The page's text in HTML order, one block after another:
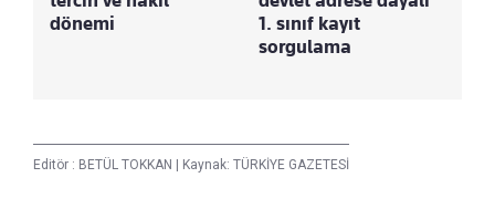
dönemi
1. sınıf kayıt
sorgulama
Editör : BETÜL TOKKAN | Kaynak: TÜRKİYE GAZETESİ